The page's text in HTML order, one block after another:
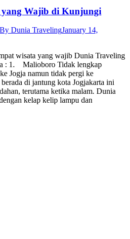
yang Wajib di Kunjungi
By Dunia TravelingJanuary 14,
wisata yang wajib Dunia Traveling
: 1. Malioboro Tidak lengkap
Jogja namun tidak pergi ke
di jantung kota Jogjakarta ini
terutama ketika malam. Dunia
kelap kelip lampu dan